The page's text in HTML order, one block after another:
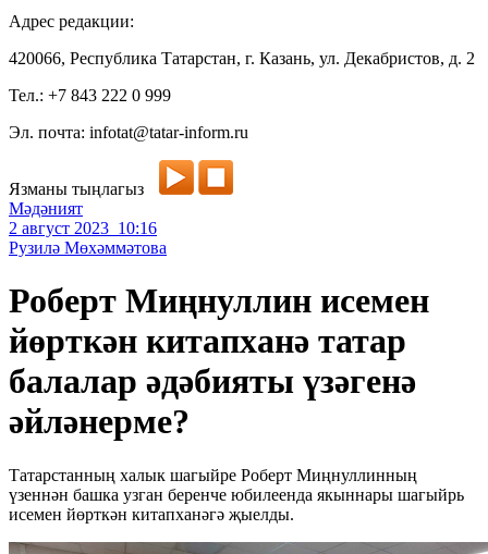
Адрес редакции:
420066, Республика Татарстан, г. Казань, ул. Декабристов, д. 2
Тел.: +7 843 222 0 999
Эл. почта: infotat@tatar-inform.ru
Язманы тыңлагыз
Мәдәният
2 август 2023 10:16
Рузилә Мөхәммәтова
Роберт Миңнуллин исемен
йөрткән китапханә татар
балалар әдәбияты үзәгенә
әйләнерме?
Татарстанның халык шагыйре Роберт Миңнуллинның
үзеннән башка узган беренче юбилеенда якыннары шагыйрь
исемен йөрткән китапханәгә җыелды.